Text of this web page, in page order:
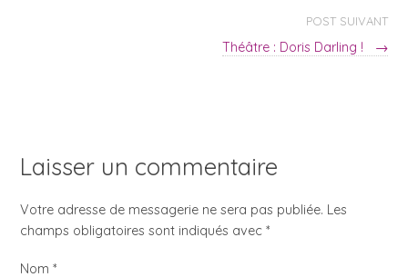
POST SUIVANT
Théâtre : Doris Darling ! →
Laisser un commentaire
Votre adresse de messagerie ne sera pas publiée. Les
champs obligatoires sont indiqués avec*
Nom*